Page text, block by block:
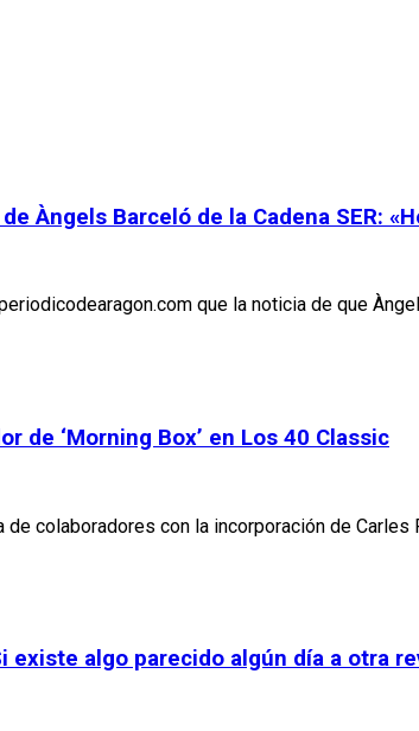
Àngels Barceló de la Cadena SER:
que la noticia de que
de ‘Morning Box’ en Los 40 Classic
de colaboradores con la incorporación de
existe algo parecido algún día a otra